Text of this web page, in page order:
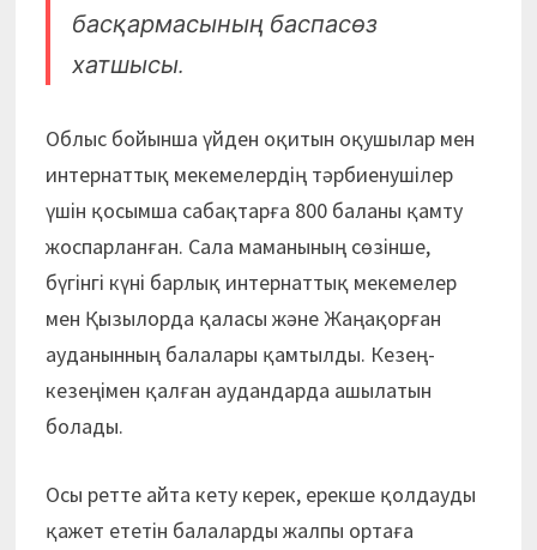
басқармасының баспасөз
хатшысы.
Облыс бойынша үйден оқитын оқушылар мен
интернаттық меке­мелердің тәрбиенушілер
үшін қосым­ша сабақтарға 800 баланы қамту
жоспарланған. Сала маманының сө­зінше,
бүгінгі күні барлық интер­наттық мекемелер
мен Қызылорда қаласы және Жаңақорған
ауданынның балалары қамтылды. Кезең-
кезеңімен қалған аудандарда ашылатын
болады.
Осы ретте айта кету керек, ерекше қолдауды
қажет ететін балаларды жалпы ортаға